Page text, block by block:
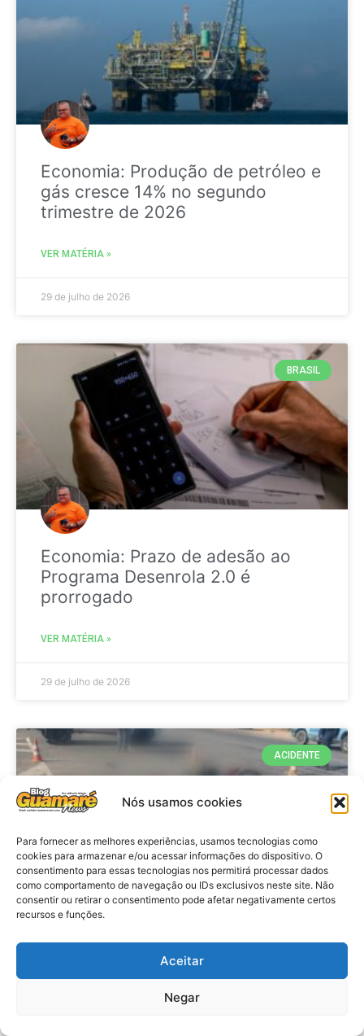
Nós usamos cookies
Para fornecer as melhores experiências, usamos tecnologias como
cookies para armazenar e/ou acessar informações do dispositivo. O
consentimento para essas tecnologias nos permitirá processar dados
como comportamento de navegação ou IDs exclusivos neste site. Não
consentir ou retirar o consentimento pode afetar negativamente certos
recursos e funções.
Aceitar
Negar
Economia: Produção de petróleo e
gás cresce 14% no segundo
trimestre de 2026
VER MATÉRIA »
29 de julho de 2026
BRASIL
Economia: Prazo de adesão ao
Programa Desenrola 2.0 é
prorrogado
VER MATÉRIA »
29 de julho de 2026
ACIDENTE
Acidente: A caminho do trabalho
professora se envolve em
acidente e vai a obito na RN 118
no Alto do Rodrigues, RN